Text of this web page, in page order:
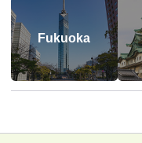
Fukuoka